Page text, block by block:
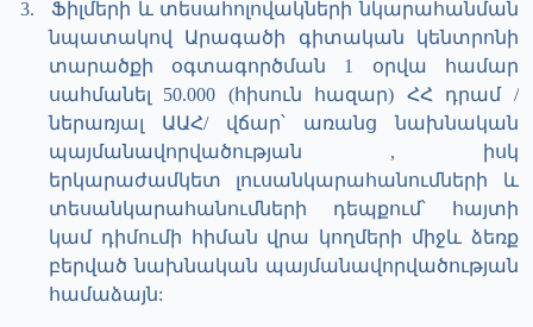
3.
Ֆիլմերի և տեսահոլովակների նկարահանման
նպատակով Արագածի գիտական կենտրոնի
տարածքի օգտագործման 1 օրվա համար
սահմանել 50.000 (հիսուն հազար) ՀՀ դրամ /
ներառյալ ԱԱՀ/ վճար՝ առանց նախնական
պայմանավորվածության , իսկ
երկարաժամկետ լուսանկարահանումների և
տեսանկարահանումների դեպքում՝ հայտի
կամ դիմումի հիման վրա կողմերի միջև ձեռք
բերված նախնական պայմանավորվածության
համաձայն: